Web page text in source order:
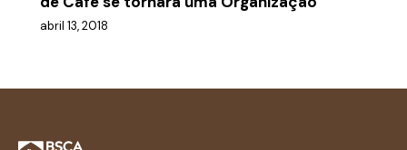
abril 13, 2018